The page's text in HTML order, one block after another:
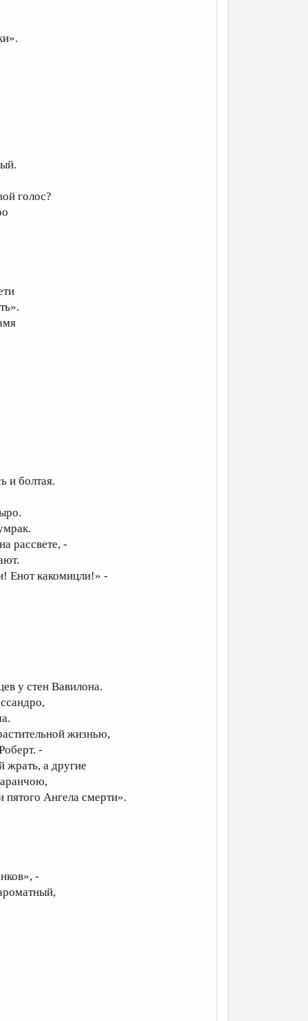
голос?
и болтая.
рассвете, -
Енот какомицли!» -
у стен Вавилона.
жизнью,
-
жрать, а другие
пятого Ангела смерти».
-